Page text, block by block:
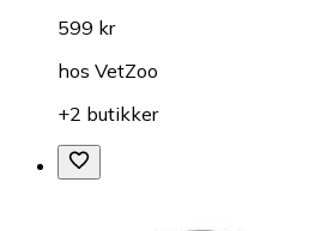
599 kr
hos VetZoo
+2 butikker